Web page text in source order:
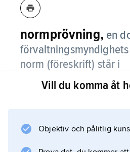
normprövning, en
norm (föreskrift) står i
överensstämmelse
annan överordnad
den beslutades.
Sådan prövning ska göras
Vill du komma åt
Objektiv och pålitlig